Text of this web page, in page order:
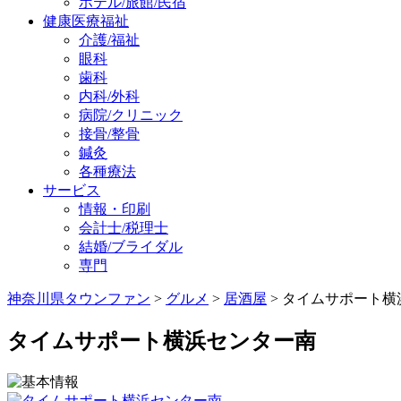
健康医療福祉
介護/福祉
眼科
歯科
内科/外科
病院/クリニック
接骨/整骨
鍼灸
各種療法
サービス
情報・印刷
会計士/税理士
結婚/ブライダル
専門
神奈川県タウンファン > グルメ > 居酒屋 > タイムサポート
タイムサポート横浜センター南